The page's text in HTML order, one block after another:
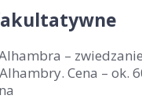
–
Cena – ok.